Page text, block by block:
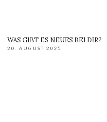
WAS GIBT ES NEUES BEI DIR?
20. AUGUST 2025